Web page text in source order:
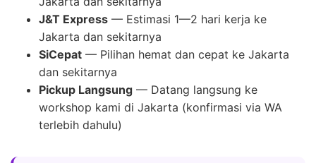
J&T Express — Estimasi 1—2 hari kerja ke
Jakarta dan sekitarnya
SiCepat — Pilihan hemat dan cepat ke Jakarta
dan sekitarnya
Pickup Langsung — Datang langsung ke
workshop kami di Jakarta (konfirmasi via WA
terlebih dahulu)